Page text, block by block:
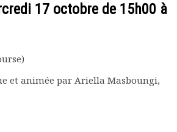
17 octobre de 15h00 à
et animée par Ariella Masboungi,